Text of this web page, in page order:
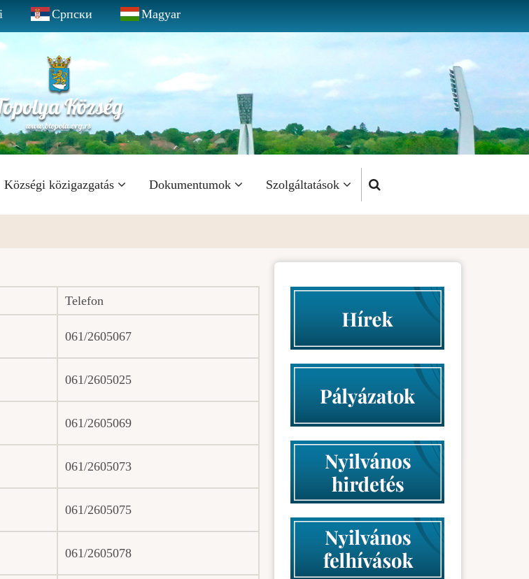
Српски Magyar
Községi közigazgatás Dokumentumok Szolgáltatások
Telefon
061/2605067
061/2605025
061/2605069
061/2605073
061/2605075
061/2605078